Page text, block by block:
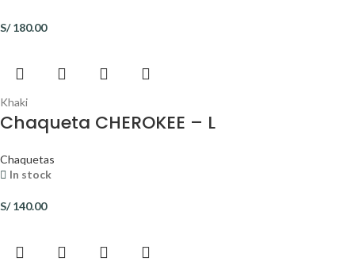
S/180.00
Khaki
Chaqueta CHEROKEE – L
Chaquetas
In stock
S/140.00